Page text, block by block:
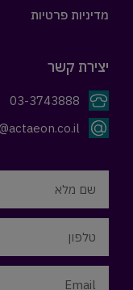
מדיניות פרטיות
יצירת קשר
03-3743888